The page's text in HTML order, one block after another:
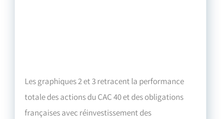
Les graphiques 2 et 3 retracent la performance
totale des actions du CAC 40 et des obligations
françaises avec réinvestissement des